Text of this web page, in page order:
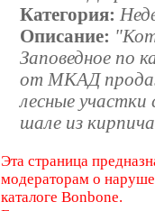
Категория:
Описание:
Заповедное по
от МКАД
лесные
шале из
Эта страница
модераторам о
каталоге Bonbone.